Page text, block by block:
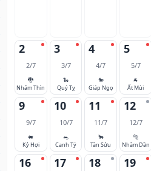
2
2/7
🐉
Nhâm Thìn
3
3/7
🐍
Quý Tỵ
4
4/7
🐎
Giáp Ngọ
5
5/7
🐐
Ất Mùi
9
9/7
🐖
Kỷ Hợi
10
10/7
🐀
Canh Tý
11
11/7
🐂
Tân Sửu
12
12/7
🐅
Nhâm Dần
16 17 18 19